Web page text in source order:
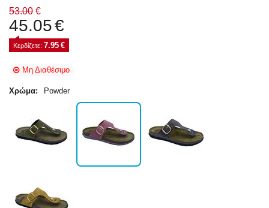
53.00 €
45.05€
Κερδίζετε: 7.95 €
Μη Διαθέσιμο
Χρώμα: Powder